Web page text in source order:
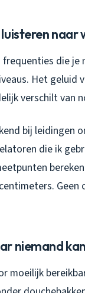
naar
frequenties die
Het geluid
verschilt van
bij leidingen
die ik
niemand
moeilijk